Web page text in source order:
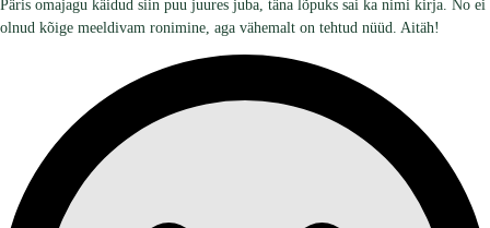
Päris omajagu käidud siin puu juures juba, täna lõpuks sai ka nimi kirja. No ei
olnud kõige meeldivam ronimine, aga vähemalt on tehtud nüüd. Aitäh!